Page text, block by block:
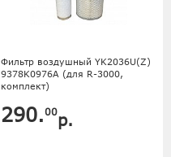
Фильтр воздушный YK2036U(Z)
9378K0976A (для R-3000,
комплект)
290.00р.